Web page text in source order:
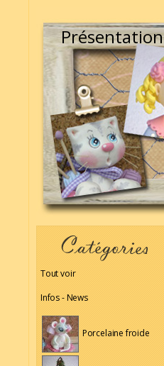
Présentation
Tout voir
Infos - News
Porcelaine froide